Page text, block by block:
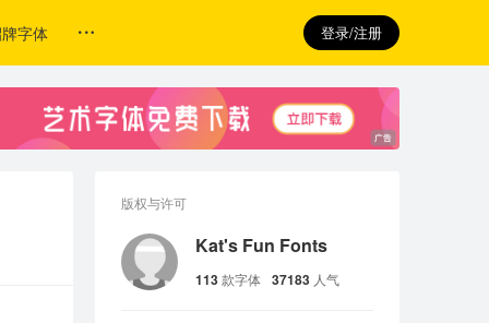
字体 登录/注册
版权与许可
Kat's Fun Fonts
113款字体 37183 人气